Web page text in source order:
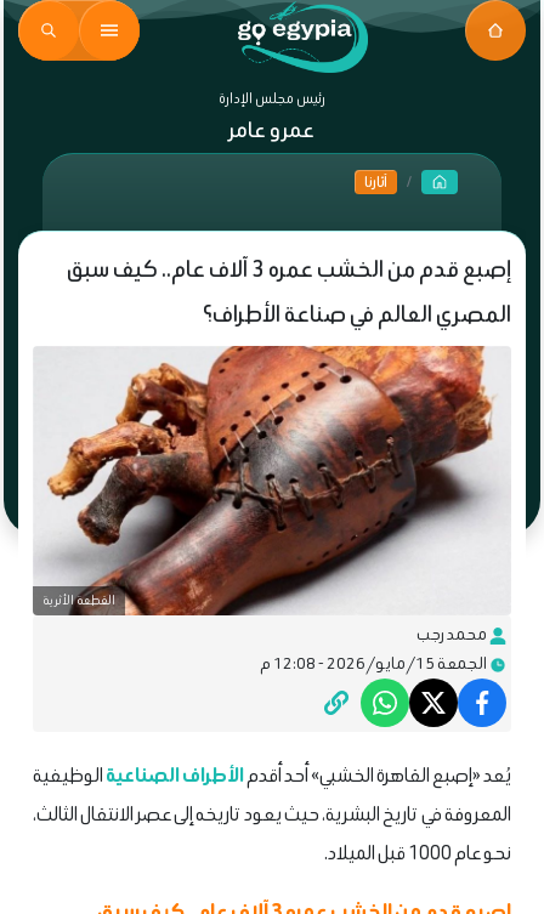
رئيس مجلس الإدارة
عمرو عامر
آثارنا
إصبع قدم من الخشب عمره 3 آلاف عام.. كيف سبق
المصري العالم في صناعة الأطراف؟
القطعة الأثرية
محمد رجب
الجمعة 15/مايو/2026 - 12:08 م
يُعد «إصبع القاهرة الخشبي» أحد أقدمالأطراف الصناعيةالوظيفية
المعروفة في تاريخ البشرية، حيث يعود تاريخه إلى عصر الانتقال الثالث،
نحو عام 1000 قبل الميلاد.